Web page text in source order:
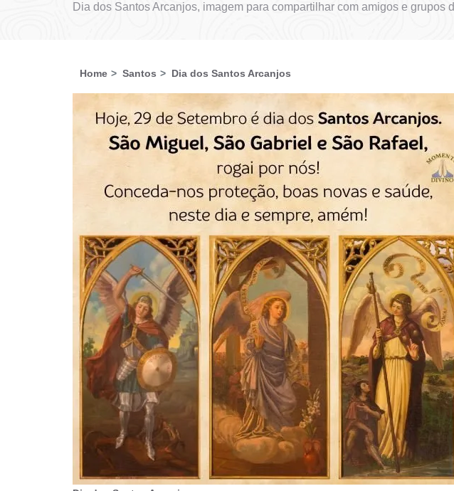
Dia dos Santos Arcanjos, imagem para compartilhar com amigos e grupos
Home Santos Dia dos Santos Arcanjos